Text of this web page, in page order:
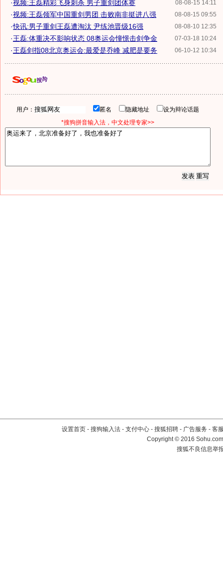
08-08-15 14:11
·视频:王磊精彩飞身刺杀 男子重剑团体赛
08-08-15 09:55
·视频:王磊领军中国重剑男团 击败南非挺进八强
08-08-10 12:35
·快讯:男子重剑王磊遭淘汰 尹练池晋级16强
07-03-18 10:24
·王磊:体重决不影响状态 08奥运会憧憬击剑争金
06-10-12 10:34
·王磊剑指08北京奥运会:最爱是乔峰 减肥是要务
用户： 匿名 隐藏地址
设为辩论话题
*搜狗拼音输入法，中文处理专家>>
设置首页 - 搜狗输入法 - 支付中心 - 搜狐招聘 - 广告服务 - 客
Copyright©2016
搜狐不良信息举